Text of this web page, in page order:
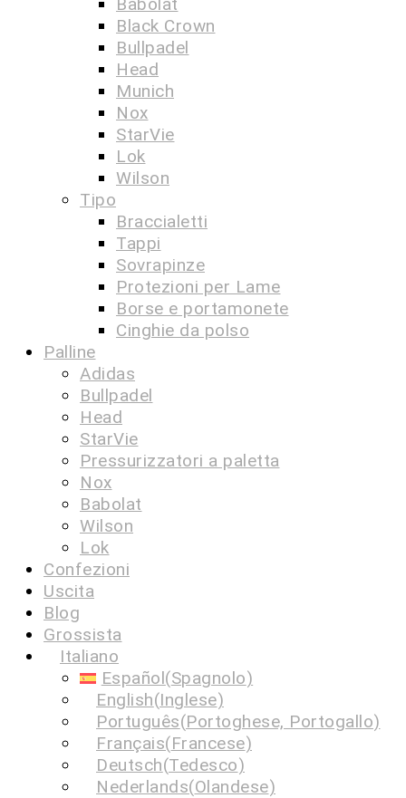
Black Crown
Bullpadel
Head
Munich
Nox
StarVie
Lok
Wilson
Tipo
Braccialetti
Tappi
Sovrapinze
Protezioni per Lame
Borse e portamonete
Cinghie da polso
Palline
Adidas
Bullpadel
Head
StarVie
Pressurizzatori a paletta
Nox
Babolat
Wilson
Lok
Confezioni
Uscita
Blog
Grossista
Italiano
Español(Spagnolo)
English(Inglese)
Português(Portoghese, Portogallo)
Français(Francese)
Deutsch(Tedesco)
Nederlands(Olandese)